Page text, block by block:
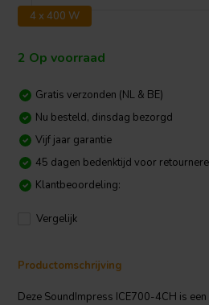
4 x 400 W
2 Op voorraad
Gratis verzonden (NL & BE)
Nu besteld, dinsdag bezorgd
Vijf jaar garantie
45 dagen bedenktijd voor
Klantbeoordeling:
Vergelijk
Productomschrijving
Deze SoundImpress ICE700-4CH is